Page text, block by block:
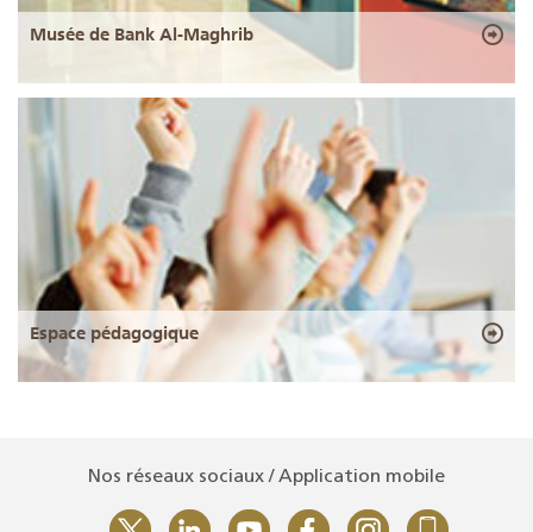
Musée de Bank Al-Maghrib
Espace pédagogique
Nos réseaux sociaux / Application mobile